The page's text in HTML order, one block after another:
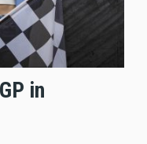
in